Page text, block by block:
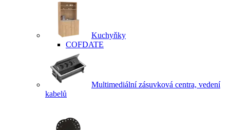
Kuchyňky
COFDATE
Multimediální zásuvková centra, vedení
kabelů